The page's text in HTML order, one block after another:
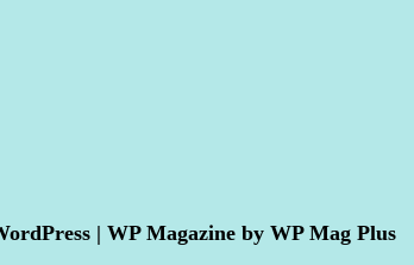
| WP Magazine by WP Mag Plus